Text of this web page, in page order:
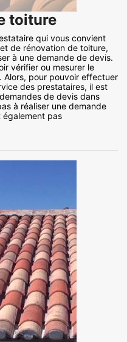
toiture
qui vous convient
de rénovation de toiture,
à une demande de devis.
vérifier ou mesurer le
Alors, pour pouvoir effectuer
des prestataires, il est
de devis dans
à réaliser une demande
également pas